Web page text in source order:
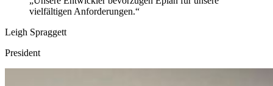
vielfältigen Anforderungen.“
Leigh Spraggett
President